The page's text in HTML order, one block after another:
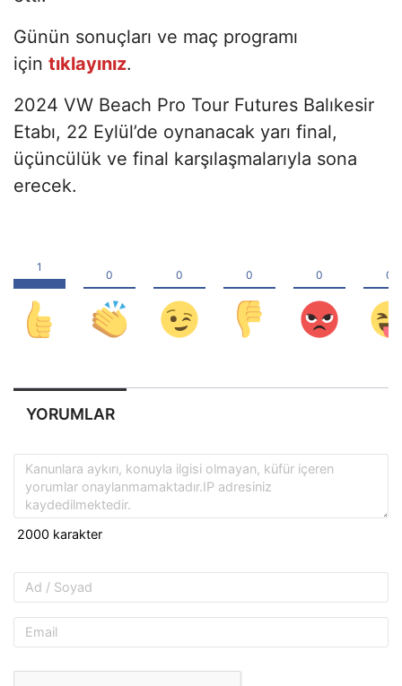
Günün sonuçları ve maç programı
için tıklayınız.
2024 VW Beach Pro Tour Futures Balıkesir
Etabı, 22 Eylül’de oynanacak yarı final,
üçüncülük ve final karşılaşmalarıyla sona
erecek.
YORUMLAR